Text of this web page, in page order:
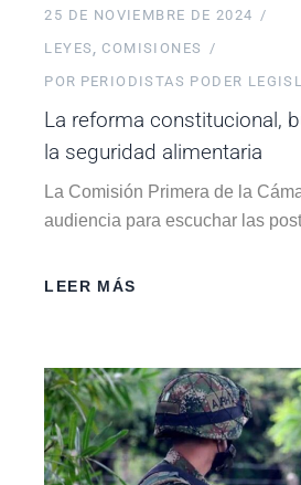
25 DE NOVIEMBRE DE 2024
LEYES
COMISIONES
POR PERIODISTAS PODER
La reforma constitucional,
la seguridad alimentaria
La Comisión Primera de la
audiencia para escuchar las
LEER MÁS